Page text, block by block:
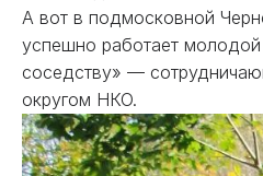
А вот в подмосковной
успешно работает молодой
соседству» —
округом НКО.